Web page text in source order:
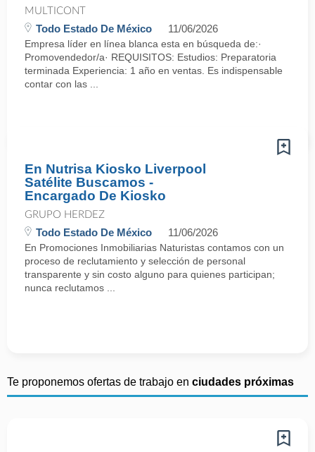
MULTICONT
Todo Estado De México 11/06/2026
Empresa líder en línea blanca esta en búsqueda de:·
Promovendedor/a· REQUISITOS: Estudios: Preparatoria
terminada Experiencia: 1 año en ventas. Es indispensable
contar con las ...
En Nutrisa Kiosko Liverpool
Satélite Buscamos -
Encargado De Kiosko
GRUPO HERDEZ
Todo Estado De México 11/06/2026
En Promociones Inmobiliarias Naturistas contamos con un
proceso de reclutamiento y selección de personal
transparente y sin costo alguno para quienes participan;
nunca reclutamos ...
Te proponemos ofertas de trabajo en ciudades próximas